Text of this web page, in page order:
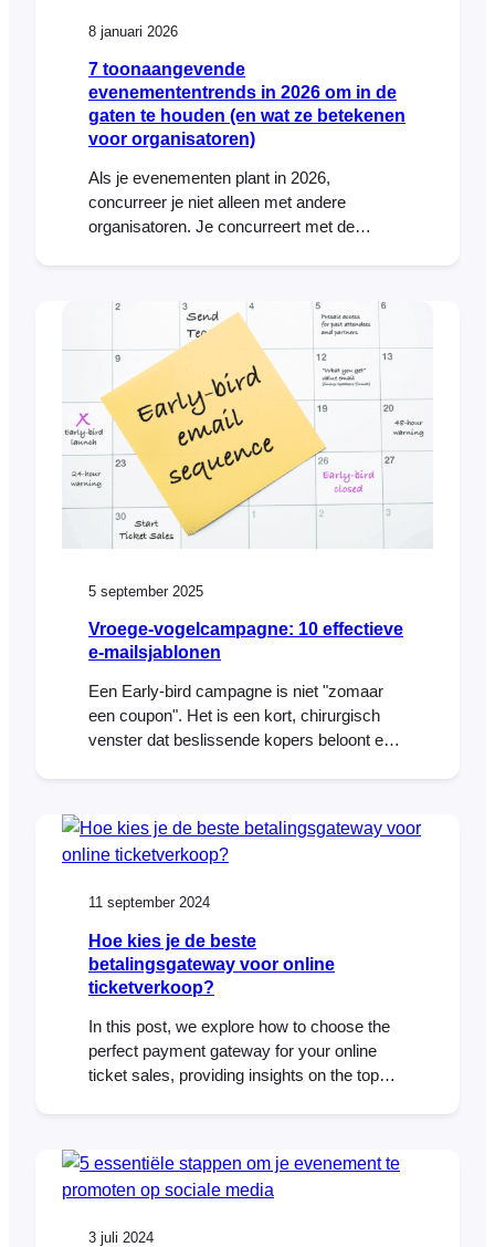
8 januari 2026
7 toonaangevende
evenemententrends in 2026 om in de
gaten te houden (en wat ze betekenen
voor organisatoren)
Als je evenementen plant in 2026,
concurreer je niet alleen met andere
organisatoren. Je concurreert met de
is weggeweest. Het goede nieuws: mensen
willen nog steeds komen opdagen. Ze willen
ervaringen die ze kunnen voelen - muziek,
gemeenschap, leren, feest,
5 september 2025
Vroege-vogelcampagne: 10 effectieve
e-mailsjablonen
Een Early-bird campagne is niet "zomaar
een coupon". Het is een kort, chirurgisch
venster dat beslissende kopers beloont en
agenda kunt zetten, plus kant-en-klare e-
mailontwerpen. Werkt uitstekend met
11 september 2024
Hoe kies je de beste
betalingsgateway voor online
ticketverkoop?
In this post, we explore how to choose the
perfect payment gateway for your online
ticket sales, providing insights on the top
transactions. When it comes to selling
tickets for your events, the ability to
3 juli 2024